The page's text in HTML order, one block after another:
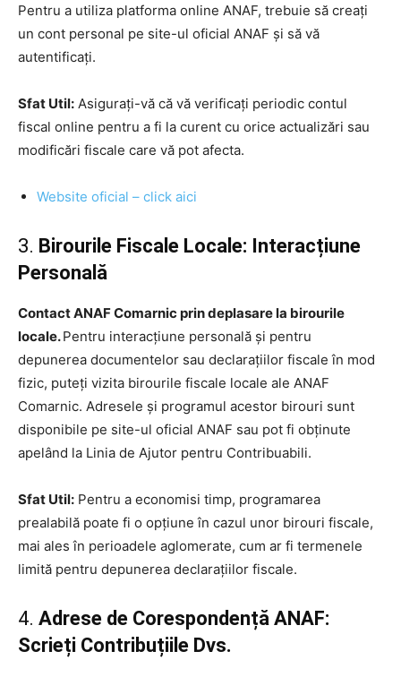
Pentru a utiliza platforma online ANAF, trebuie să creați
un cont personal pe site-ul oficial ANAF și să vă
autentificați.
Sfat Util: Asigurați-vă că vă verificați periodic contul
fiscal online pentru a fi la curent cu orice actualizări sau
modificări fiscale care vă pot afecta.
Website oficial – click aici
3. Birourile Fiscale Locale: Interacțiune
Personală
Contact ANAF Comarnic prin deplasare la birourile
locale.Pentru interacțiune personală și pentru
depunerea documentelor sau declarațiilor fiscale în mod
fizic, puteți vizita birourile fiscale locale ale ANAF
Comarnic. Adresele și programul acestor birouri sunt
disponibile pe site-ul oficial ANAF sau pot fi obținute
apelând la Linia de Ajutor pentru Contribuabili.
Sfat Util: Pentru a economisi timp, programarea
prealabilă poate fi o opțiune în cazul unor birouri fiscale,
mai ales în perioadele aglomerate, cum ar fi termenele
limită pentru depunerea declarațiilor fiscale.
4. Adrese de Corespondență ANAF:
Scrieți Contribuțiile Dvs.